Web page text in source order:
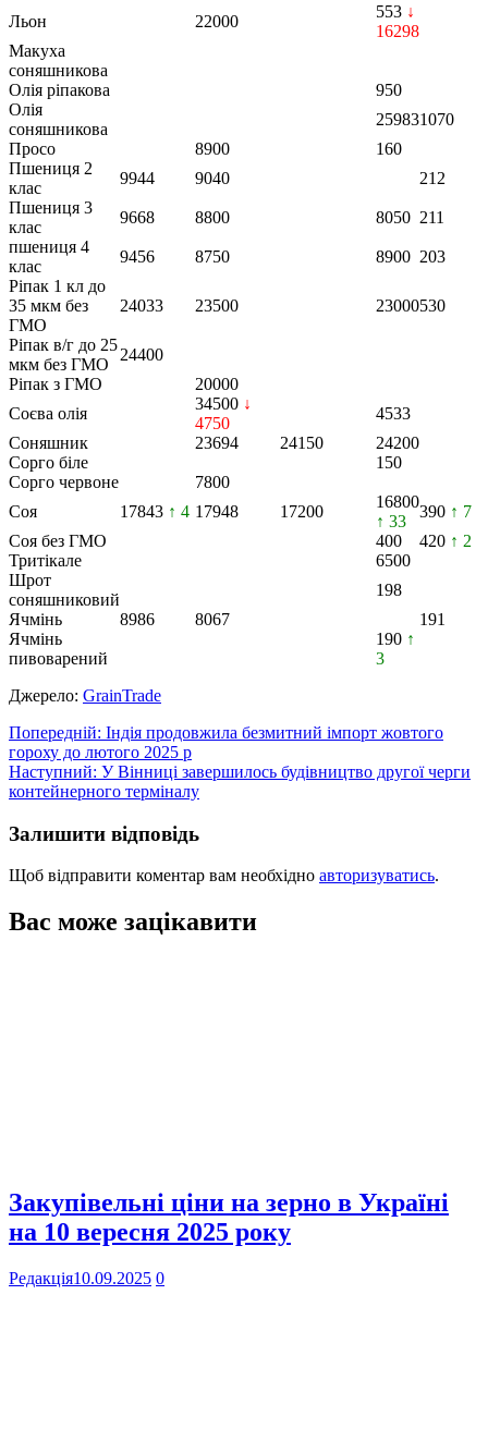
Льон 22000
553 ↓
16298
Макуха
соняшникова
Олія ріпакова
950
Олія
соняшникова
259831070
Просо
8900
160
Пшениця 2
клас
9944 9040
212
Пшениця 3
клас
9668 8800 8050 211
пшениця 4
клас
9456 8750 8900 203
Ріпак 1 кл до
35 мкм без
ГМО
24033 23500 23000530
Ріпак в/г до 25
мкм без ГМО
24400
Ріпак з ГМО
20000
Соєва олія
34500 ↓
4750
4533
Соняшник
23694 24150
24200
Сорго біле
150
Сорго червоне
7800
Соя
17843 ↑ 4 17948 17200
16800
↑ 33
390 ↑ 7
Соя без ГМО
400 420 ↑ 2
Тритікале
6500
Шрот
соняшниковий
198
Ячмінь
8986 8067
191
Ячмінь
пивоварений
190 ↑
3
Джерело: GrainTrade
Навігація
записів
Попередній: Індія продовжила безмитний імпорт жовтого
гороху до лютого 2025 р
Наступний: У Вінниці завершилось будівництво другої черги
контейнерного терміналу
Залишити відповідь
Щоб відправити коментар вам необхідно авторизуватись.
Вас може зацікавити
Закупівельні ціни на зерно в Україні
на 10 вересня 2025 року
Редакція10.09.2025 0